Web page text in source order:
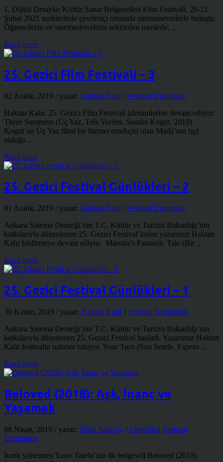
1. Dijital Detaylar Kültür Sanat Belgeselleri Film Festivali, 20-21
Şubat 2021 tarihlerinde çevrimiçi ortamda sinemaseverlerle buluştu.
Öğrencilerin ve sinemaseverlerin sektörden isimlerle, ...
Read more
25. Gezici Film Festivali – 3
02 Aralık, 2019 / yazar: Haktan Kalır/ Festival İzlenimleri
Haktan Kalır, 25. Gezici Film Festivali izlenimlerine devam ediyor:
Three Summers (Üç Yaz, Três Verões, Sandra Kogut, 2019)
Kogut’un Üç Yaz filmi bir hizmet emekçisi olan Madá’nın işçi
olduğu ...
Read more
25. Gezici Festival Günlükleri – 2
01 Aralık, 2019 / yazar: Haktan Kalır/ Festival İzlenimleri
Ankara Sinema Derneği’nin T.C. Kültür ve Turizm Bakanlığı’nın
katkılarıyla düzenlenen 25. Gezici Festival’inden yazarımız Haktan
Kalır bildirmeye devam ediyor. Marona’s Fantastic Tale (Bir ...
Read more
25. Gezici Festival Günlükleri – 1
30 Kasım, 2019 / yazar: Haktan Kalır/ Festival İzlenimleri
Ankara Sinema Derneği’nin T.C. Kültür ve Turizm Bakanlığı’nın
katkılarıyla düzenenen 25. Gezici Festival başladı. Yazarımız Haktan
Kalır festivalin nabzını tutuyor. Your Turn (Sıra Sende, Espero ...
Read more
Beloved (2018): Aşk, İnanç ve
Yaşamak
08 Nisan, 2019 / yazar: Dilan Salkaya / Eleştiriler, Festival
İzlenimleri
İranlı yönetmen Yaser Talebi’nin ilk belgeseli Beloved (2018),